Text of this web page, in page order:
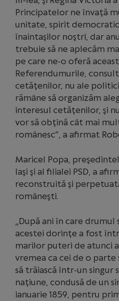
Principatelor ne învaţă
unitate, spirit
înaintaşilor noştri, dar
trebuie să ne aplecăm
pe care ne-o oferă
Referendumurile,
cetăţenilor, nu ale
rămâne să organizăm
interesul cetăţenilor, şi
vor să obţină cât mai
românesc”, a afirmat
Maricel Popa,
Iaşi şi al filialei PSD, a
reconstruită şi
româneşti.
„După ani în care
acestei dorinţe a fost
marilor puteri de atunci
vremea ca cei de o parte
să trăiască într-un singur
naţiune, condusă de un
ianuarie 1859, pentru